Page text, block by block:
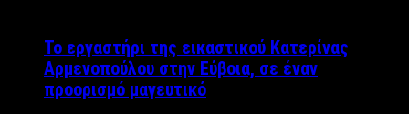
Το εργαστήρι της εικαστικού Κατερίνας
Αρμενοπούλου στην Εύβοια, σε έναν
προορισμό μαγευτικό